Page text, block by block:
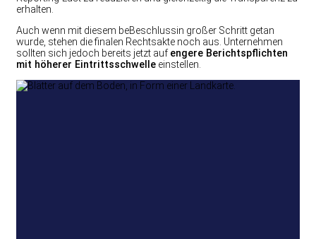
erhalten.
Auch wenn mit diesem beBeschlussin großer Schritt getan
wurde, stehen die finalen Rechtsakte noch aus. Unternehmen
sollten sich jedoch bereits jetzt aufengere Berichtspflichten
mit höherer Eintrittsschwelle einstellen.